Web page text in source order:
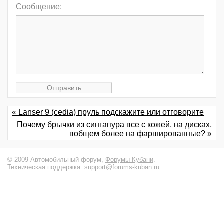
Сообщение:
« Lanser 9 (cedia) пруль подскажите или отговорите
Почему брычки из сингапура все с кожей, на дисках,
вобщем более на фаршированные? »
© 2009 Автомобильный форум, Форумы Кубани
Техническая поддержка: support@forums-kuban.ru